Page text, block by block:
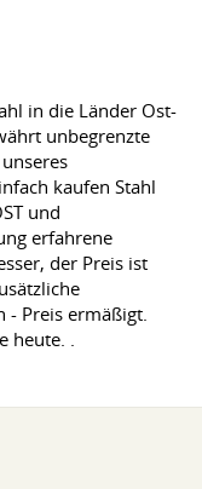
in die Länder Ost-
unbegrenzte
kaufen Stahl
und
erfahrene
der Preis ist
- Preis ermäßigt.
.